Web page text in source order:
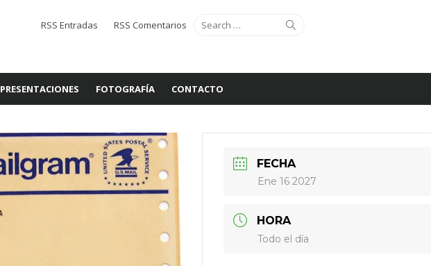
Search
for:
RSS Entradas RSS Comentarios
PRESENTACIONES FOTOGRAFÍA CONTACTO
FECHA
Ene 16 2027
HORA
Todo el día